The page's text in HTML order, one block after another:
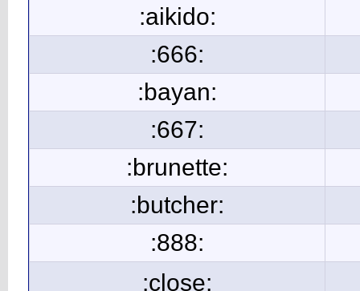
:aikido:
:666:
:bayan:
:667:
:brunette:
:butcher:
:888:
:close: